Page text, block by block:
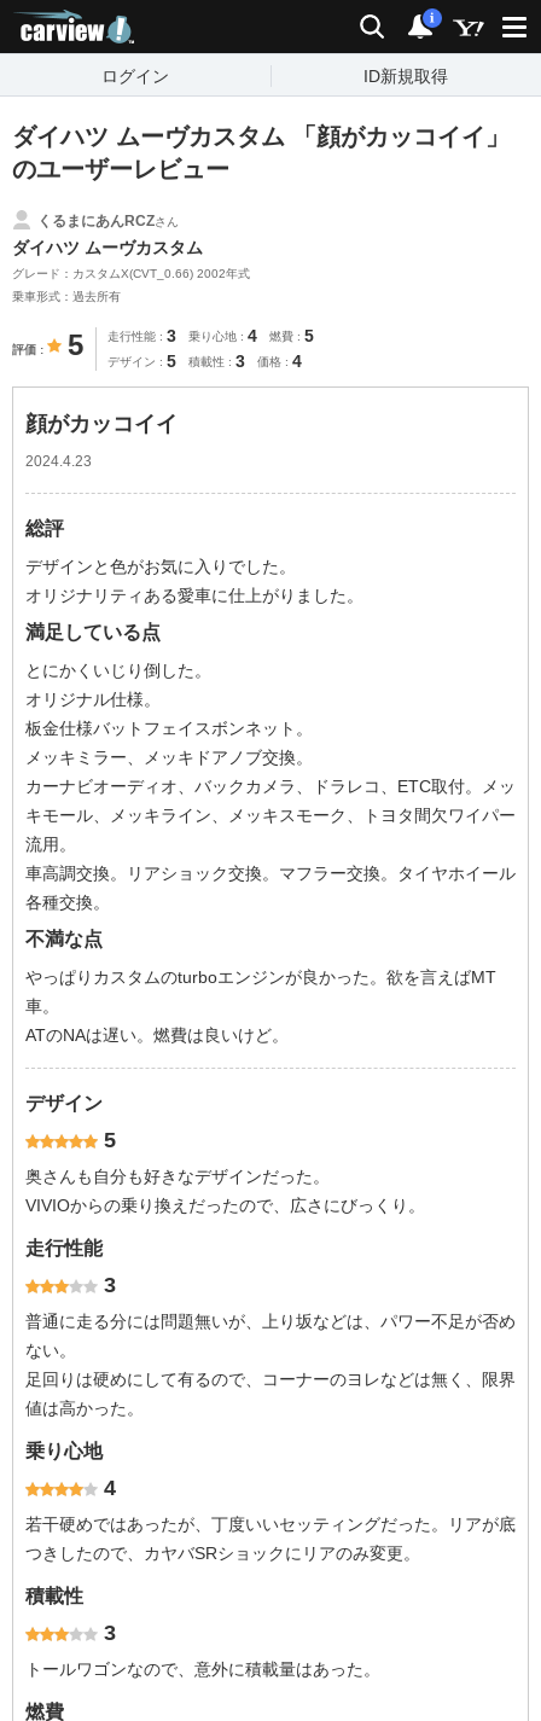
検索 通知
i
ログイン ID新規取得
ダイハツ ムーヴカスタム 「顔がカッコイイ」
のユーザーレビュー
くるまにあんRCZさん
ダイハツ ムーヴカスタム
グレード：カスタムX(CVT_0.66) 2002年式
乗車形式：過去所有
評価 5 走行性能 3 乗り心地 4 燃費 5
デザイン 5 積載性 3 価格 4
顔がカッコイイ
2024.4.23
総評
デザインと色がお気に入りでした。
オリジナリティある愛車に仕上がりました。
満足している点
とにかくいじり倒した。
オリジナル仕様。
板金仕様バットフェイスボンネット。
メッキミラー、メッキドアノブ交換。
カーナビオーディオ、バックカメラ、ドラレコ、ETC取付。メッ
キモール、メッキライン、メッキスモーク、トヨタ間欠ワイパー
流用。
車高調交換。リアショック交換。マフラー交換。タイヤホイール
各種交換。
不満な点
やっぱりカスタムのturboエンジンが良かった。欲を言えばMT
車。
ATのNAは遅い。燃費は良いけど。
デザイン
5
奥さんも自分も好きなデザインだった。
VIVIOからの乗り換えだったので、広さにびっくり。
走行性能
3
普通に走る分には問題無いが、上り坂などは、パワー不足が否め
ない。
足回りは硬めにして有るので、コーナーのヨレなどは無く、限界
値は高かった。
乗り心地
4
若干硬めではあったが、丁度いいセッティングだった。リアが底
つきしたので、カヤバSRショックにリアのみ変更。
積載性
3
トールワゴンなので、意外に積載量はあった。
燃費